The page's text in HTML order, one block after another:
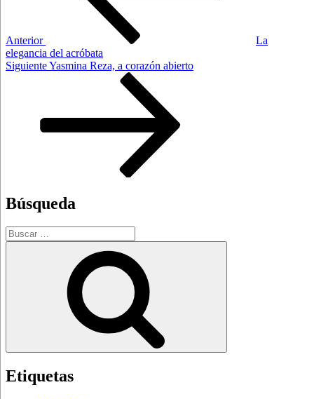
Anterior
La
elegancia del acróbata
Siguiente
SiguienteYasmina Reza, a corazón abierto
Búsqueda
Buscar
por:
Etiquetas